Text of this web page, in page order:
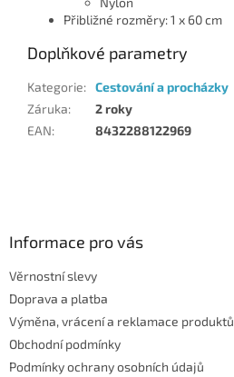
Přibližné rozměry: 1 x 60 cm
Doplňkové parametry
Kategorie: Cestování a procházky
Záruka:
2 roky
EAN: 8432288122969
Informace pro vás
Věrnostní slevy
Doprava a platba
Výměna, vrácení a reklamace produktů
Obchodní podmínky
Podmínky ochrany osobních údajů